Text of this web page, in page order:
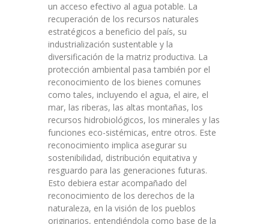
un acceso efectivo al agua potable. La
recuperación de los recursos naturales
estratégicos a beneficio del país, su
industrialización sustentable y la
diversificación de la matriz productiva. La
protección ambiental pasa también por el
reconocimiento de los bienes comunes
como tales, incluyendo el agua, el aire, el
mar, las riberas, las altas montañas, los
recursos hidrobiológicos, los minerales y las
funciones eco-sistémicas, entre otros. Este
reconocimiento implica asegurar su
sostenibilidad, distribución equitativa y
resguardo para las generaciones futuras.
Esto debiera estar acompañado del
reconocimiento de los derechos de la
naturaleza, en la visión de los pueblos
originarios, entendiéndola como base de la